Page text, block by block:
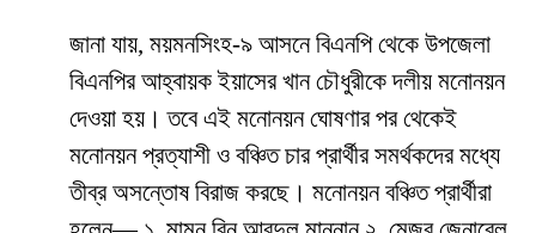
জানা যায়, ময়মনসিংহ-৯ আসনে বিএনপি থেকে উপজেলা
বিএনপির আহ্বায়ক ইয়াসের খান চৌধুরীকে দলীয় মনোনয়ন
দেওয়া হয়। তবে এই মনোনয়ন ঘোষণার পর থেকেই
মনোনয়ন প্রত্যাশী ও বঞ্চিত চার প্রার্থীর সমর্থকদের মধ্যে
তীব্র অসন্তোষ বিরাজ করছে। মনোনয়ন বঞ্চিত প্রার্থীরা